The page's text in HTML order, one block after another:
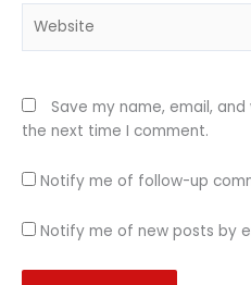
Save my name, email,
the next time I comment.
Notify me of follow-up
Notify me of new posts by